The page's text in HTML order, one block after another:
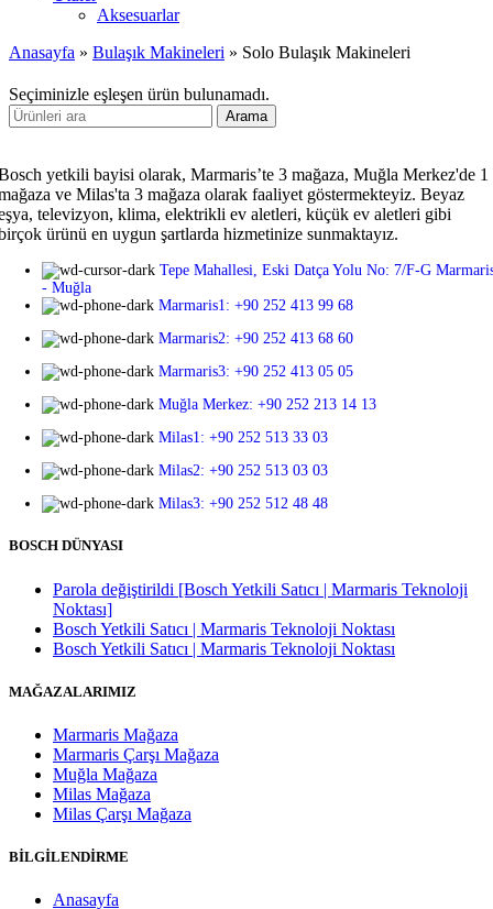
Aksesuarlar
Anasayfa » Bulaşık Makineleri » Solo Bulaşık Makineleri
Seçiminizle eşleşen ürün bulunamadı.
Arama
yetkili bayisi olarak, Marmaris’te 3 mağaza, Muğla Merkez'de 1
ve Milas'ta 3 mağaza olarak faaliyet göstermekteyiz. Beyaz
televizyon, klima, elektrikli ev aletleri, küçük ev aletleri gibi
ürünü en uygun şartlarda hizmetinize sunmaktayız.
Tepe Mahallesi, Eski Datça Yolu No: 7/F-G
- Muğla
Marmaris1: +90 252 413 99 68
Marmaris2: +90 252 413 68 60
Marmaris3: +90 252 413 05 05
Muğla Merkez: +90 252 213 14 13
Milas1: +90 252 513 33 03
Milas2: +90 252 513 03 03
Milas3: +90 252 512 48 48
BOSCH DÜNYASI
Parola değiştirildi [Bosch Yetkili Satıcı | Marmaris Teknoloji
Noktası]
Bosch Yetkili Satıcı | Marmaris Teknoloji Noktası
Bosch Yetkili Satıcı | Marmaris Teknoloji Noktası
MAĞAZALARIMIZ
Marmaris Mağaza
Marmaris Çarşı Mağaza
Muğla Mağaza
Milas Mağaza
Milas Çarşı Mağaza
BİLGİLENDİRME
Anasayfa